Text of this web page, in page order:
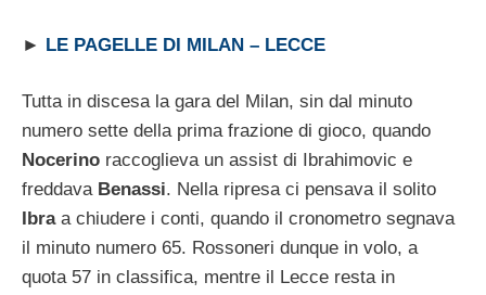
► LE PAGELLE DI MILAN – LECCE
Tutta in discesa la gara del Milan, sin dal minuto
numero sette della prima frazione di gioco, quando
Nocerino raccoglieva un assist di Ibrahimovic e
freddava Benassi. Nella ripresa ci pensava il solito
Ibraa chiudere i conti, quando il cronometro segnava
il minuto numero 65. Rossoneri dunque in volo, a
quota 57 in classifica, mentre il Lecce resta in